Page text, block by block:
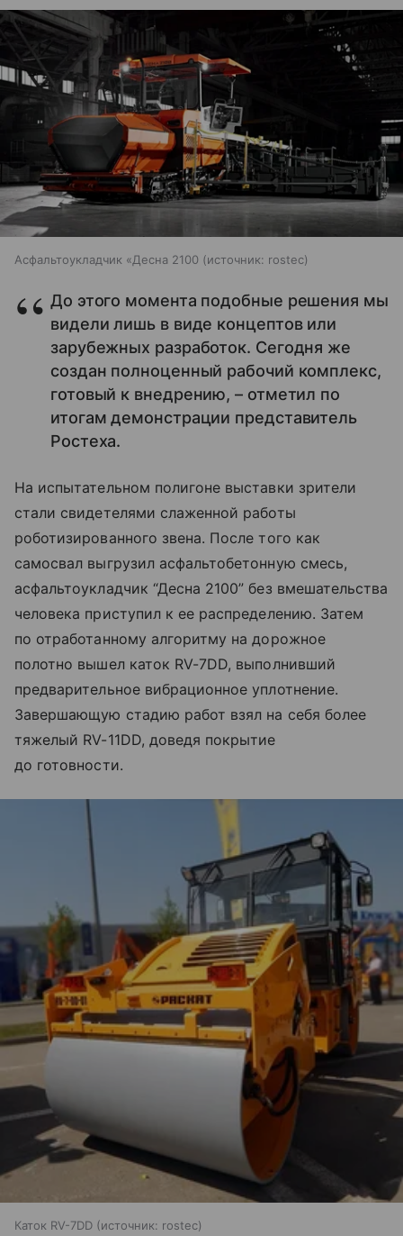
Асфальтоукладчик «Десна 2100 источник: rostec
До этого момента подобные решения мы
видели лишь в виде концептов или
зарубежных разработок. Сегодня же
создан полноценный рабочий комплекс,
готовый к внедрению, – отметил по
итогам демонстрации представитель
Ростеха.
На испытательном полигоне выставки зрители
стали свидетелями слаженной работы
роботизированного звена. После того как
самосвал выгрузил асфальтобетонную смесь,
асфальтоукладчик “Десна 2100” без вмешательства
человека приступил к ее распределению. Затем
по отработанному алгоритму на дорожное
полотно вышел каток RV-7DD, выполнивший
предварительное вибрационное уплотнение.
Завершающую стадию работ взял на себя более
тяжелый RV-11DD, доведя покрытие
до готовности.
Каток RV-7DD источник: rostec